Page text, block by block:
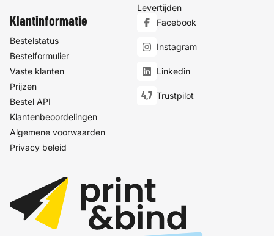
Levertijden
Klantinformatie
Bestelstatus
Bestelformulier
Vaste klanten
Prijzen
Bestel API
Klantenbeoordelingen
Algemene voorwaarden
Privacy beleid
Facebook
Instagram
Linkedin
4,7 Trustpilot